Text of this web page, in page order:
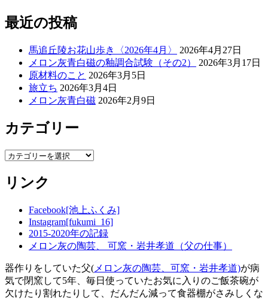
最近の投稿
馬追丘陵お花山歩き〈2026年4月〉
2026年4月27日
メロン灰青白磁の釉調合試験（その2）
2026年3月17日
原材料のこと 2026年3月5日
旅立ち 2026年3月4日
メロン灰青白磁 2026年2月9日
カテゴリー
カ
ゴ
リ
リンク
Facebook[池上ふくみ]
Instagram[fukumi_16]
2015-2020年の記録
メロン灰の陶芸、 可窯・岩井孝道（父の仕事）
器作りをしていた父( メロン灰の陶芸、可窯・岩井孝道)が病
気で閉窯して5年、毎日使っていたお気に入りのご飯茶碗が
欠けたり割れたりして、だんだん減って食器棚がさみしくな